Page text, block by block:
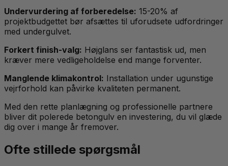
Undervurdering af forberedelse: 15-20% af
projektbudgettet bør afsættes til uforudsete udfordringer
med undergulvet.
Forkert finish-valg: Højglans ser fantastisk ud, men
kræver mere vedligeholdelse end mange forventer.
Manglende klimakontrol: Installation under ugunstige
vejrforhold kan påvirke kvaliteten permanent.
Med den rette planlægning og professionelle partnere
bliver dit polerede betongulv en investering, du vil glæde
dig over i mange år fremover.
Ofte stillede spørgsmål